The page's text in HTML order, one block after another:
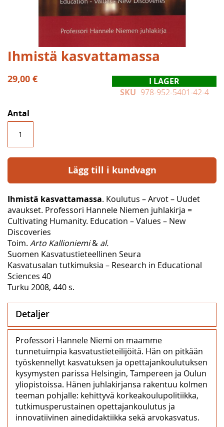
Hoppa
till
början
av
Ihmistä kasvattamassa
29,00 €
I LAGER
SKU 978-952-5401-42-4
Antal
Lägg till i kundvagn
Ihmistä kasvattamassa. Koulutus – Arvot – Uudet
avaukset. Professori Hannele Niemen juhlakirja =
Cultivating Humanity. Education – Values – New
Discoveries
Toim. Arto Kallioniemi& al.
Suomen Kasvatustieteellinen Seura
Kasvatusalan tutkimuksia – Research in Educational
Sciences 40
Turku 2008, 440 s.
Detaljer
Professori Hannele Niemi on maamme
tunnetuimpia kasvatustieteilijöitä. Hän on pitkään
työskennellyt kasvatuksen ja opettajankoulutuksen
kysymysten parissa Helsingin, Tampereen ja Oulun
yliopistoissa. Hänen juhlakirjansa rakentuu kolmen
teeman pohjalle: kehittyvä korkeakoulupolitiikka,
tutkimusperustainen opettajankoulutus ja
innovatiivinen ainedidaktiikka sekä arvokasvatus.